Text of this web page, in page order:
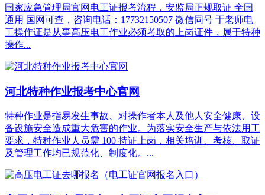
国家应急管理局官网电工证报考流程，安监局正规取证 全国
通用 国网可查，咨询电话：17732150507 微信同号 于老师电
工操作证是从事高压电工作业必须考取的上岗证件，属于特种
操作...
河北特种作业报考中心官网
特种作业是指易发生事故、对操作者本人及他人安全健康、设
备设施安全造成重大危害的作业。为落实安全生产与依法用工
要求，特种作业人员需 100 持证上岗，相关培训、考核、取证
及管理工作均已规范化、制度化。...